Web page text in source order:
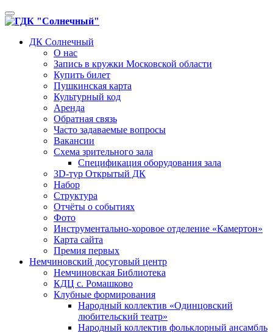
Toggle
navigation
ДК Солнечный
О нас
Запись в кружки Московской области
Купить билет
Пушкинская карта
Культурный код
Аренда
Обратная связь
Часто задаваемые вопросы
Вакансии
Схема зрительного зала
Спецификация оборудования зала
3D-тур Открытый ДК
Набор
Структура
Отчёты о событиях
Фото
Инструментально-хоровое отделение «Камертон»
Карта сайта
Премия первых
Немчиновский досуговый центр
Немчиновская Библиотека
КДЦ с. Ромашково
Клубные формирования
Народный коллектив «Одинцовский
любительский театр»
Народный коллектив фольклорный ансамбль